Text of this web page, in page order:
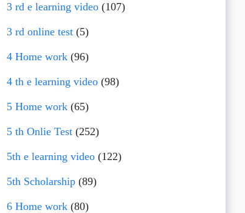
3 rd e learning video(107)
3 rd online test(5)
4 Home work(96)
4 th e learning video(98)
5 Home work(65)
5 th Onlie Test(252)
5th e learning video(122)
5th Scholarship(89)
6 Home work(80)